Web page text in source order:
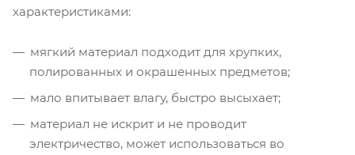
характеристиками:
мягкий материал подходит для хрупких,
полированных и окрашенных предметов;
мало впитывает влагу, быстро высыхает;
материал не искрит и не проводит
электричество, может использоваться во